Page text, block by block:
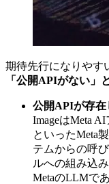
期待先行になりやす
「公開APIがない」
公開APIが存在
ImageはMeta AI
といったMeta
テムからの呼
ルへの組み込
MetaのLLMで